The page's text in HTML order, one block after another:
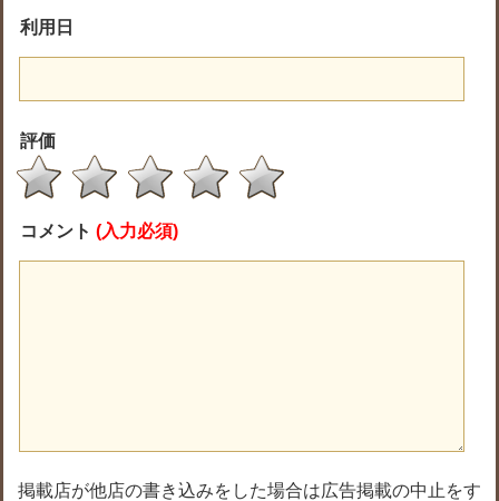
利用日
評価
コメント (入力必須)
掲載店が他店の書き込みをした場合は広告掲載の中止をす